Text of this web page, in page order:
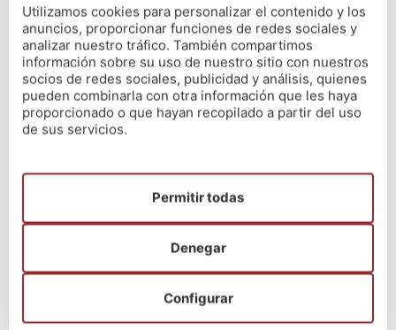
¿En qué centro de NÓS quieres estudiar?
Mensaje
Utilizamos cookies para personalizar el contenido y los
anuncios, proporcionar funciones de redes sociales y
analizar nuestro tráfico. También compartimos
información sobre su uso de nuestro sitio con nuestros
socios de redes sociales, publicidad y análisis, quienes
pueden combinarla con otra información que les haya
proporcionado o que hayan recopilado a partir del uso
de sus servicios.
Configurar
Denegar
Permitir todas